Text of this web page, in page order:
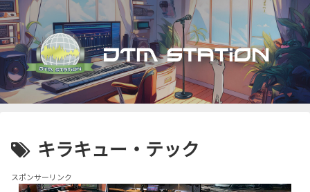
キラキュー・テック
スポンサーリンク